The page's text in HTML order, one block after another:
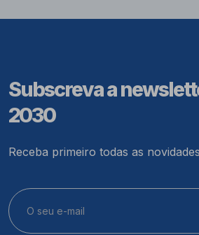
Subscreva a
2030
Receba primeiro todas as